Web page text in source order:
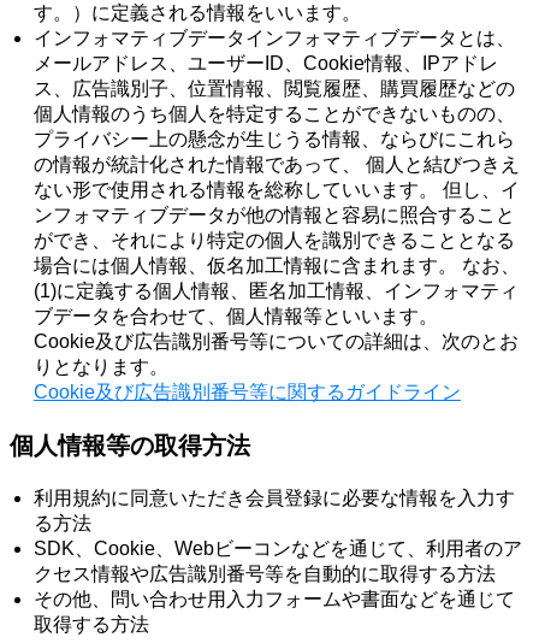
す。）に定義される情報をいいます。
インフォマティブデータインフォマティブデータとは、
メールアドレス、ユーザーID、Cookie情報、IPアドレ
ス、広告識別子、位置情報、閲覧履歴、購買履歴などの
個人情報のうち個人を特定することができないものの、
プライバシー上の懸念が生じうる情報、ならびにこれら
の情報が統計化された情報であって、 個人と結びつきえ
ない形で使用される情報を総称していいます。 但し、イ
ンフォマティブデータが他の情報と容易に照合すること
ができ、それにより特定の個人を識別できることとなる
場合には個人情報、仮名加工情報に含まれます。 なお、
(1)に定義する個人情報、匿名加工情報、インフォマティ
ブデータを合わせて、個人情報等といいます。
Cookie及び広告識別番号等についての詳細は、次のとお
りとなります。
Cookie及び広告識別番号等に関するガイドライン
個人情報等の取得方法
利用規約に同意いただき会員登録に必要な情報を入力す
る方法
SDK、Cookie、Webビーコンなどを通じて、利用者のア
クセス情報や広告識別番号等を自動的に取得する方法
その他、問い合わせ用入力フォームや書面などを通じて
取得する方法